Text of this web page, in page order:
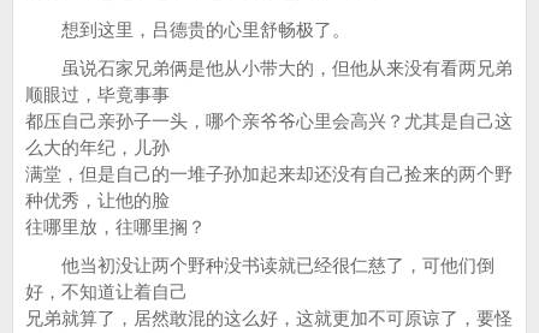
想到这里，吕德贵的心里舒畅极了。
虽说石家兄弟俩是他从小带大的，但他从来没有看两兄弟
顺眼过，毕竟事事
都压自己亲孙子一头，哪个亲爷爷心里会高兴？尤其是自己这
么大的年纪，儿孙
满堂，但是自己的一堆子孙加起来却还没有自己捡来的两个野
种优秀，让他的脸
往哪里放，往哪里搁？
他当初没让两个野种没书读就已经很仁慈了，可他们倒
好，不知道让着自己
兄弟就算了，居然敢混的这么好，这就更加不可原谅了，要怪